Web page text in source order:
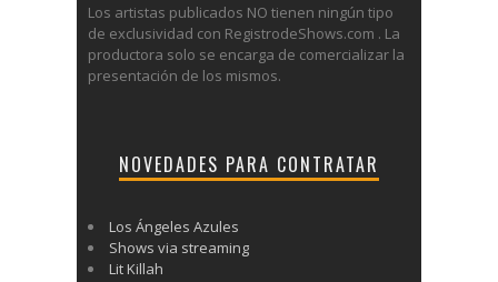
Los artistas publicados NO tienen ningún tipo
de exclusividad con RegistrodeShows.com . La
productora solo se encarga de comercializar la
presentación de los mismos.
NOVEDADES PARA CONTRATAR
Los Ángeles Azules
Shows via streaming
Lit Killah